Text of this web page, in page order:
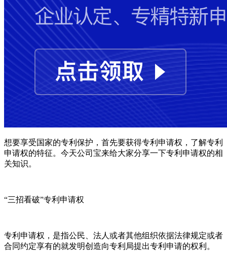
想要享受国家的专利保护，首先要获得专利申请权，了解专利
申请权的特征。今天公司宝来给大家分享一下专利申请权的相
关知识。
“三招看破”专利申请权
专利申请权，是指公民、法人或者其他组织依据法律规定或者
合同约定享有的就发明创造向专利局提出专利申请的权利。